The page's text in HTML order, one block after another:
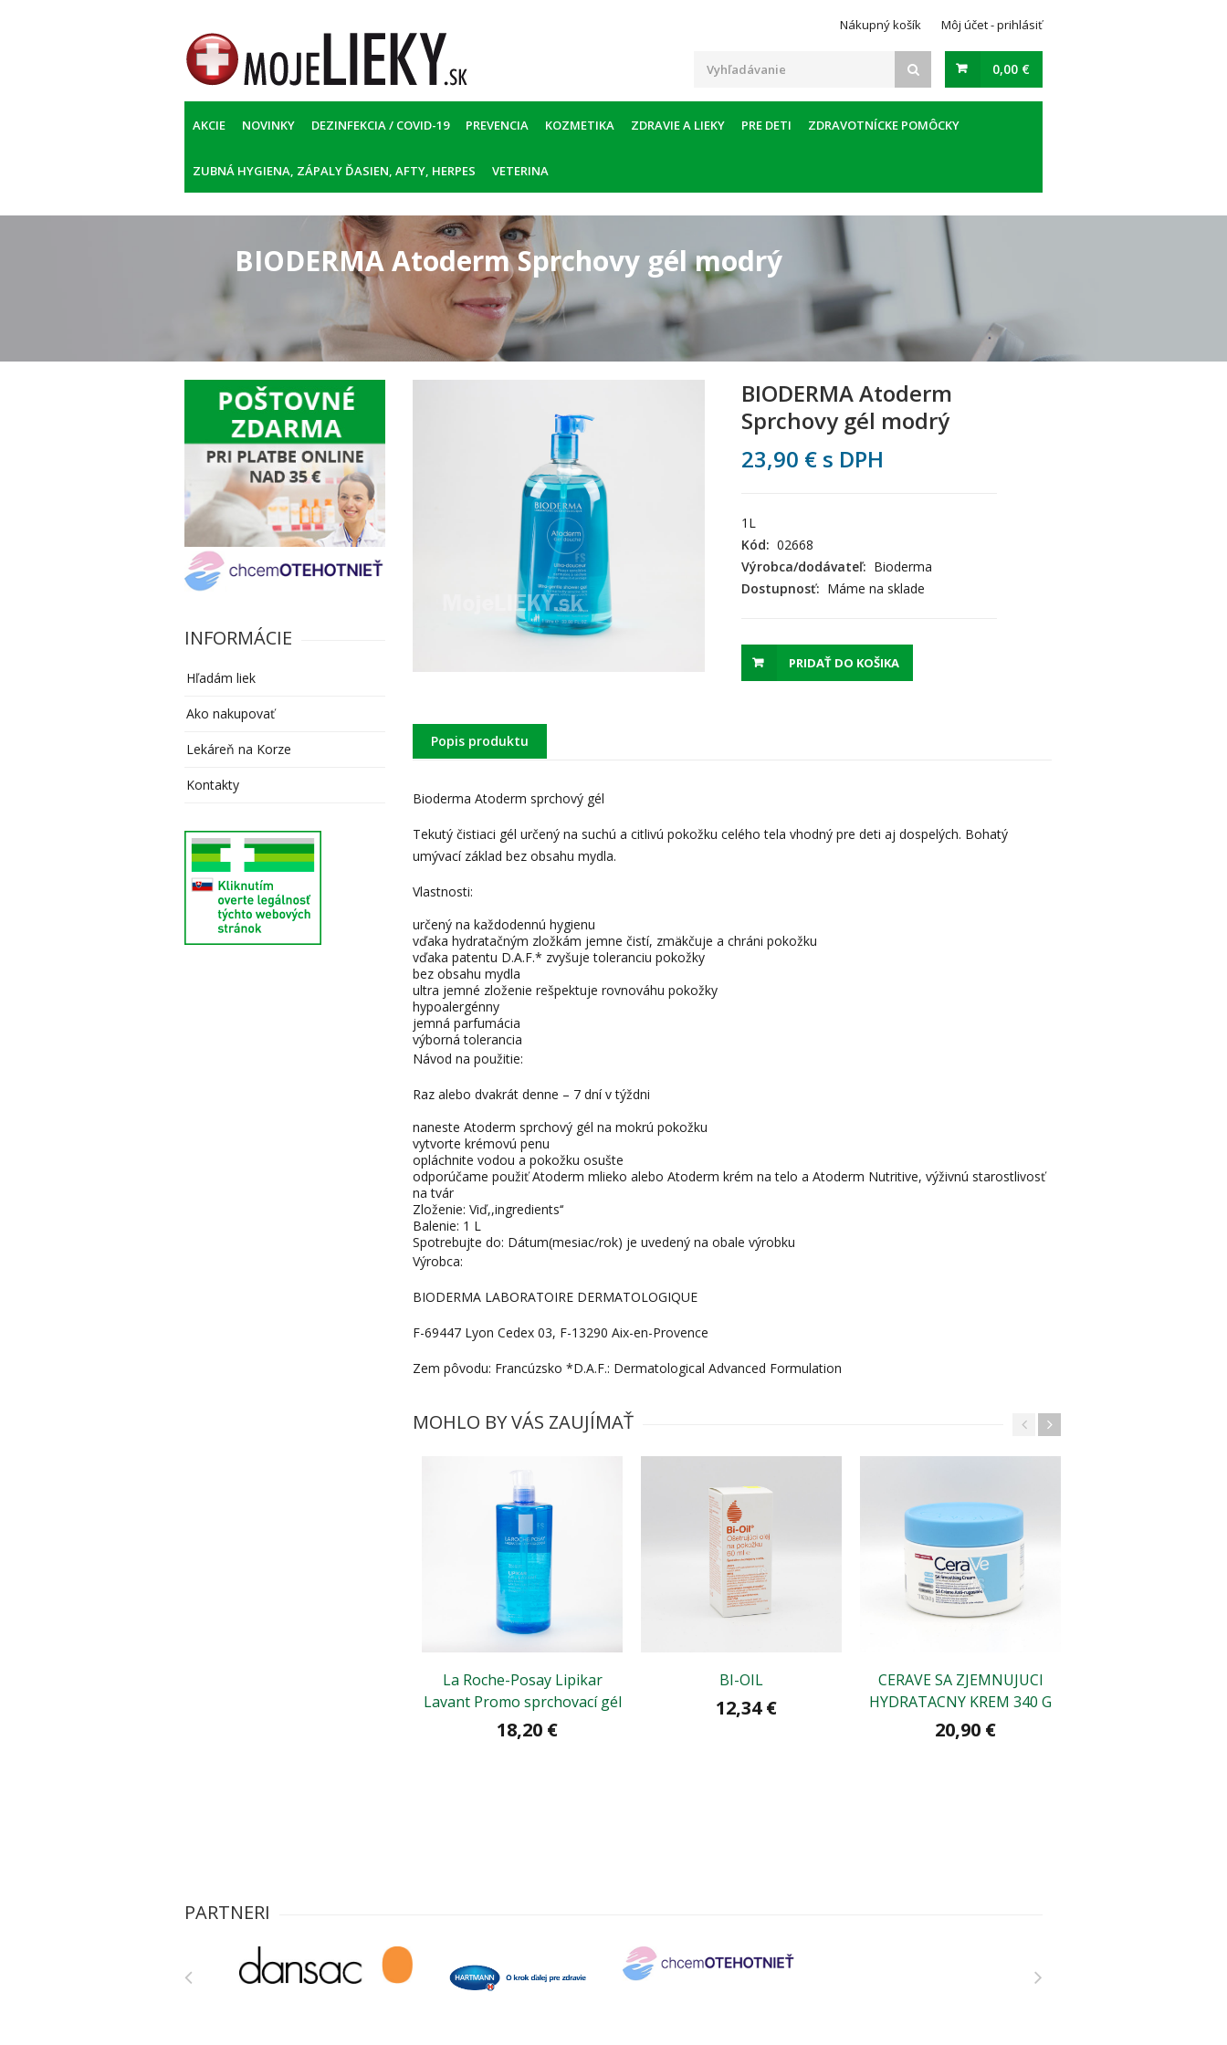
Nákupný košík Môj účet - prihlásiť
0,00 €
AKCIE NOVINKY DEZINFEKCIA / COVID-19 PREVENCIA KOZMETIKA ZDRAVIE A LIEKY PRE DETI ZDRAVOTNÍCKE POMÔCKY
ZUBNÁ HYGIENA, ZÁPALY ĎASIEN, AFTY, HERPES VETERINA
BIODERMA Atoderm Sprchovy gél modrý
BIODERMA Atoderm
Sprchovy gél modrý
23,90 € s DPH
1L
Kód: 02668
Výrobca/dodávateľ: Bioderma
Dostupnosť: Máme na sklade
PRIDAŤ DO KOŠIKA
Popis produktu
Bioderma Atoderm sprchový gél
Tekutý čistiaci gél určený na suchú a citlivú pokožku celého tela vhodný pre deti aj dospelých. Bohatý
umývací základ bez obsahu mydla.
Vlastnosti:
určený na každodennú hygienu
vďaka hydratačným zložkám jemne čistí, zmäkčuje a chráni pokožku
vďaka patentu D.A.F.* zvyšuje toleranciu pokožky
bez obsahu mydla
ultra jemné zloženie rešpektuje rovnováhu pokožky
hypoalergénny
jemná parfumácia
výborná tolerancia
Návod na použitie:
Raz alebo dvakrát denne – 7 dní v týždni
naneste Atoderm sprchový gél na mokrú pokožku
vytvorte krémovú penu
opláchnite vodou a pokožku osušte
odporúčame použiť Atoderm mlieko alebo Atoderm krém na telo a Atoderm Nutritive, výživnú starostlivosť
na tvár
Zloženie: Viď,,ingredients‘‘
Balenie: 1 L
Spotrebujte do: Dátum(mesiac/rok) je uvedený na obale výrobku
Výrobca:
BIODERMA LABORATOIRE DERMATOLOGIQUE
F-69447 Lyon Cedex 03, F-13290 Aix-en-Provence
Zem pôvodu: Francúzsko *D.A.F.: Dermatological Advanced Formulation
MOHLO BY VÁS ZAUJÍMAŤ
La Roche-Posay Lipikar
Lavant Promo sprchovací gél
18,20 €
BI-OIL
12,34 €
CERAVE SA ZJEMNUJUCI
HYDRATACNY KREM 340 G
20,90 €
INFORMÁCIE
Hľadám liek
Ako nakupovať
Lekáreň na Korze
Kontakty
PARTNERI